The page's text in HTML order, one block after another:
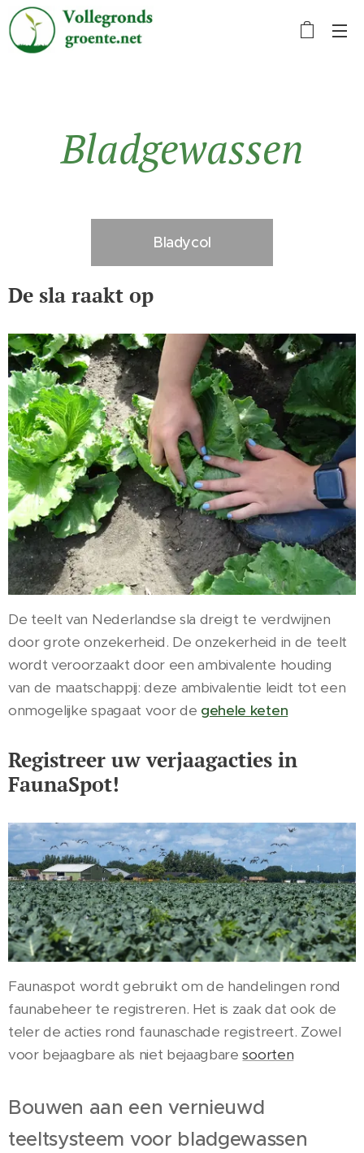
Bladgewassen
Bladycol
De sla raakt op
De teelt van Nederlandse sla dreigt te verdwijnen
door grote onzekerheid. De onzekerheid in de teelt
wordt veroorzaakt door een ambivalente houding
van de maatschappij: deze ambivalentie leidt tot een
onmogelijke spagaat voor de gehele keten
Registreer uw verjaagacties in
FaunaSpot!
Faunaspot wordt gebruikt om de handelingen rond
faunabeheer te registreren. Het is zaak dat ook de
teler de acties rond faunaschade registreert. Zowel
voor bejaagbare als niet bejaagbaresoorten
Bouwen aan een vernieuwd
teeltsysteem voor bladgewassen